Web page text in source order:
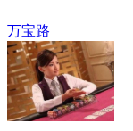
万宝路